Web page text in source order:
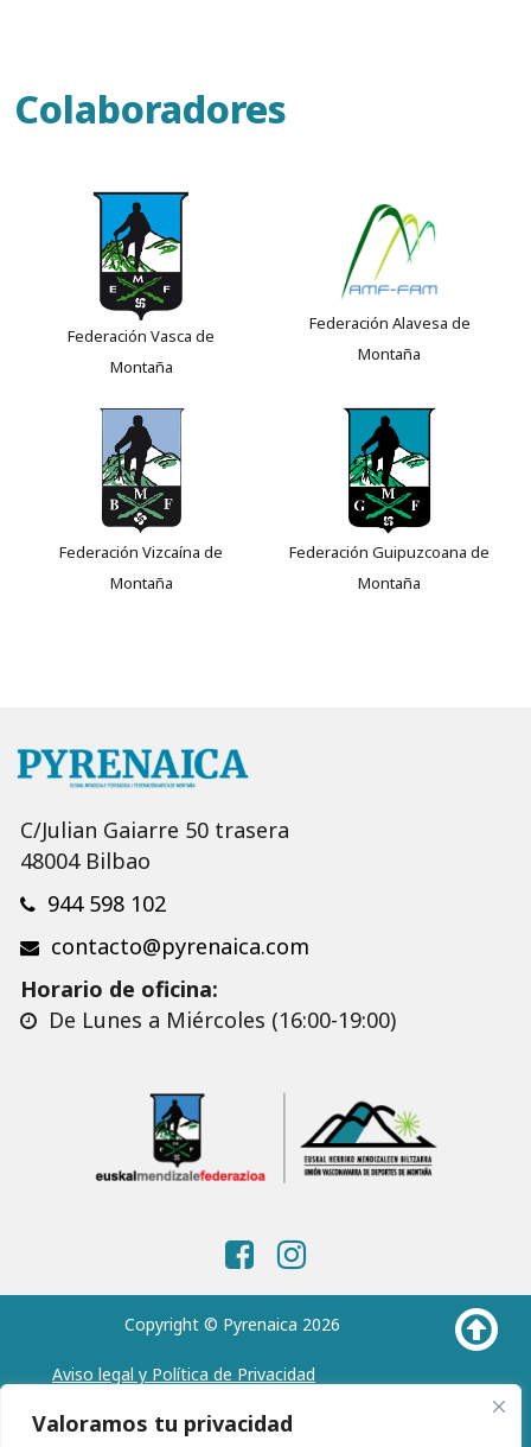
Valoramos tu privacidad
Colaboradores
Federación Vasca de
Montaña
Federación Alavesa de
Montaña
Federación Vizcaína de
Montaña
Federación Guipuzcoana de
Montaña
C/Julian Gaiarre 50 trasera
48004 Bilbao
944 598 102
contacto@pyrenaica.com
Horario de oficina:
De Lunes a Miércoles (16:00-19:00)
Copyright © Pyrenaica 2026
Aviso legal y Política de Privacidad